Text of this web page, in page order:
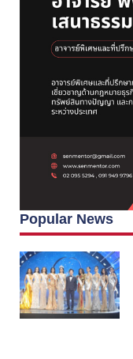
Popular News